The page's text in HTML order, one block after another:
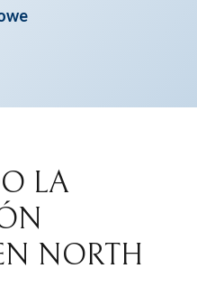
LA
NORTH